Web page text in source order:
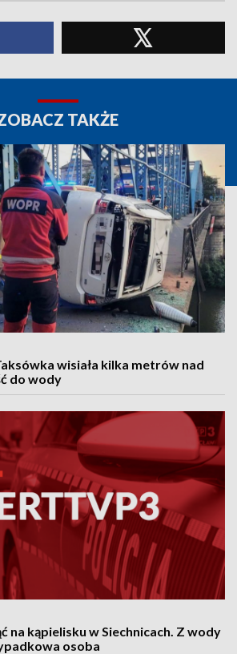
TAKŻE
wisiała kilka metrów nad
do wody
na kąpielisku w Siechnicach. Z wody
osoba